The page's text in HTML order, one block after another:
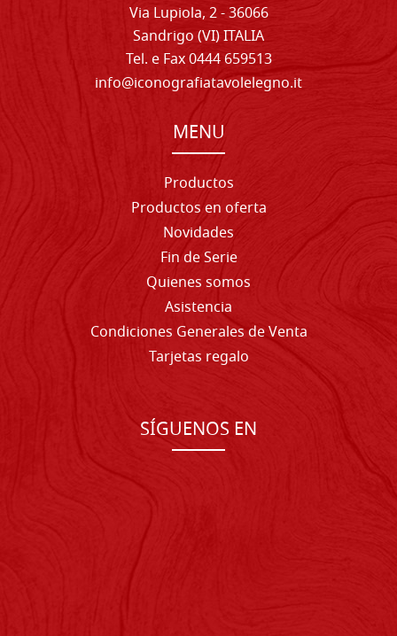
Via Lupiola, 2 - 36066
Sandrigo (VI) ITALIA
Tel. e Fax 0444 659513
info@iconografiatavolelegno.it
MENU
Productos
Productos en oferta
Novidades
Fin de Serie
Quienes somos
Asistencia
Condiciones Generales de Venta
Tarjetas regalo
SÍGUENOS EN